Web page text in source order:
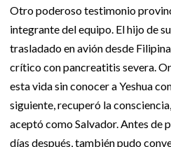
Otro poderoso testimonio
integrante del equipo. El hijo de
trasladado en avión desde
crítico con pancreatitis severa.
esta vida sin conocer a Yeshua
siguiente, recuperó la
aceptó como Salvador. Antes de
días después, también pudo